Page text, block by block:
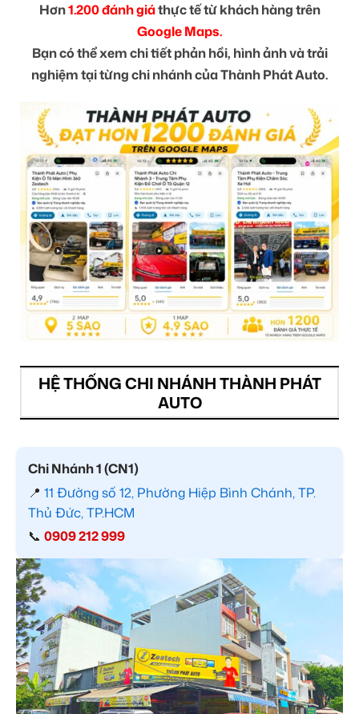
Hơn1.200 đánh giáthực tế từ khách hàng trên
Google Maps.
Bạn có thể xem chi tiết phản hồi, hình ảnh và trải
nghiệm tại từng chi nhánh của Thành Phát Auto.
HỆ THỐNG CHI NHÁNH THÀNH PHÁT
AUTO
Chi Nhánh 1 (CN1)
📍 11 Đường số 12, Phường Hiệp Bình Chánh, TP.
Thủ Đức, TP.HCM
📞 0909 212 999